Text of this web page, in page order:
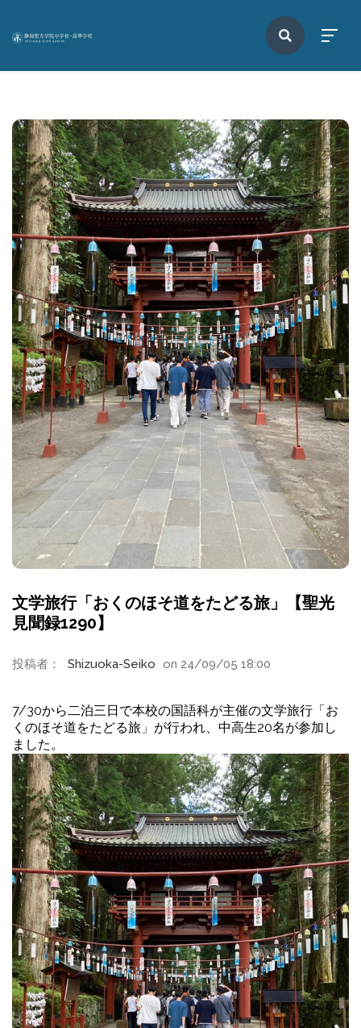
文学旅行「おくのほそ道をたどる旅」【聖光
見聞録1290】
投稿者： Shizuoka-Seiko on 24/09/05 18:00
7/30から二泊三日で本校の国語科が主催の文学旅行「お
くのほそ道をたどる旅」が行われ、中高生20名が参加し
ました。